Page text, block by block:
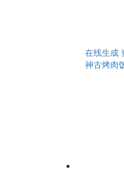
在线生成
神古烤肉